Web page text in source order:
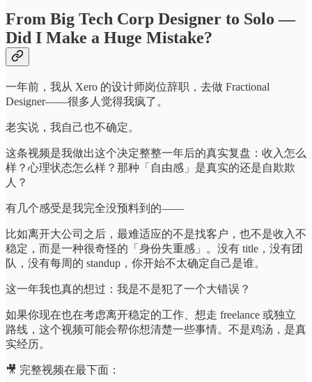
From Big Tech Corp Designer to Solo —
Did I Make a Huge Mistake?
一年前，我从 Xero 的设计师岗位辞职，去做 Fractional
Designer——很多人觉得我疯了。
老实说，我自己也不确定。
这条视频是我做出这个决定整整一年后的真实复盘：收入怎么
样？心理状态怎么样？那种「自由感」是真实的还是自欺欺
人？
有几个感受是我完全没预料到的——
比如离开大公司之后，最难适应的不是找客户，也不是收入不
稳定，而是一种很奇怪的「身份失重感」。没有 title，没有团
队，没有每周的 standup，你开始不太确定自己是谁。
这一年我也真的想过：我是不是犯了一个大错误？
如果你现在也在考虑离开稳定的工作、想走 freelance 或独立
路线，这个视频可能会帮你想清楚一些事情。不是鸡汤，是真
实经历。
🎥 完整视频在最下面：